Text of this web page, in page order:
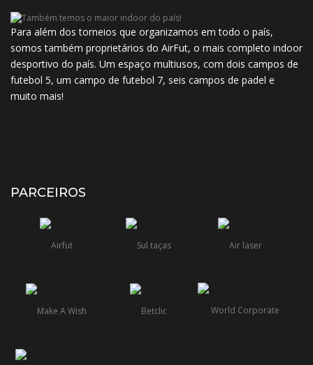
Para além dos torneios que organizamos em todo o país,
somos também proprietários do AirFut, o mais completo indoor
desportivo do país. Um espaço multiusos, com dois campos de
futebol 5, um campo de futebol 7, seis campos de padel e
muito mais!
PARCEIROS